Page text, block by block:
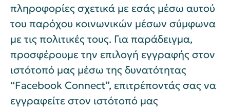
πληροφορίες σχετικά με εσάς μέσω αυτού
του παρόχου κοινωνικών μέσων σύμφωνα
με τις πολιτικές τους. Για παράδειγμα,
προσφέρουμε την επιλογή εγγραφής στον
ιστότοπό μας μέσω της δυνατότητας
“Facebook Connect”, επιτρέποντάς σας να
εγγραφείτε στον ιστότοπό μας